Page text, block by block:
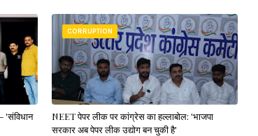
'संविधान
CORRUPTION
NEET पेपर लीक पर कांग्रेस का हल्लाबोल: 'भाजपा
सरकार अब पेपर लीक उद्योग बन चुकी है'